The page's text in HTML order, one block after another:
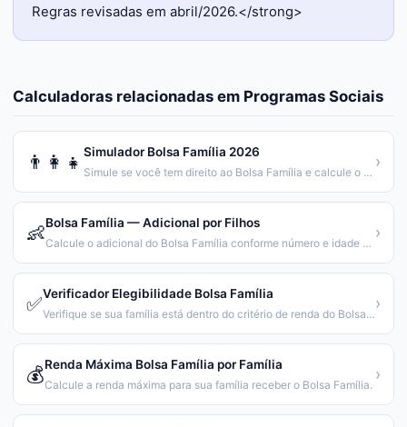
Regras revisadas em abril/2026.</strong>
Calculadoras relacionadas em Programas Sociais
👨‍👩‍👧 Simulador Bolsa Família 2026
Simule se você tem direito ao Bolsa Família e calcule o valor.
›
👶Bolsa Família — Adicional por Filhos
Calcule o adicional do Bolsa Família conforme número e idade dos filhos.
›
✅Verificador Elegibilidade Bolsa Família
Verifique se sua família está dentro do critério de renda do Bolsa Família.
›
💰Renda Máxima Bolsa Família por Família
Calcule a renda máxima para sua família receber o Bolsa Família.
›